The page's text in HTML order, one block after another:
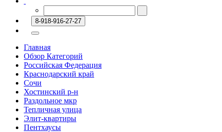
8-918-916-27-27
Главная
Обзор Категорий
Российская Федерация
Краснодарский край
Сочи
Хостинский р-н
Раздольное мкр
Тепличная улица
Элит-квартиры
Пентхаусы